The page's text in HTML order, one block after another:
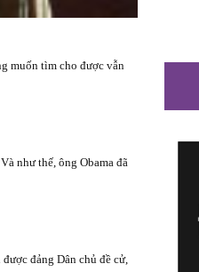
muốn tìm cho được vẫn
như thế, ông Obama đã
đảng Dân chủ đề cử,